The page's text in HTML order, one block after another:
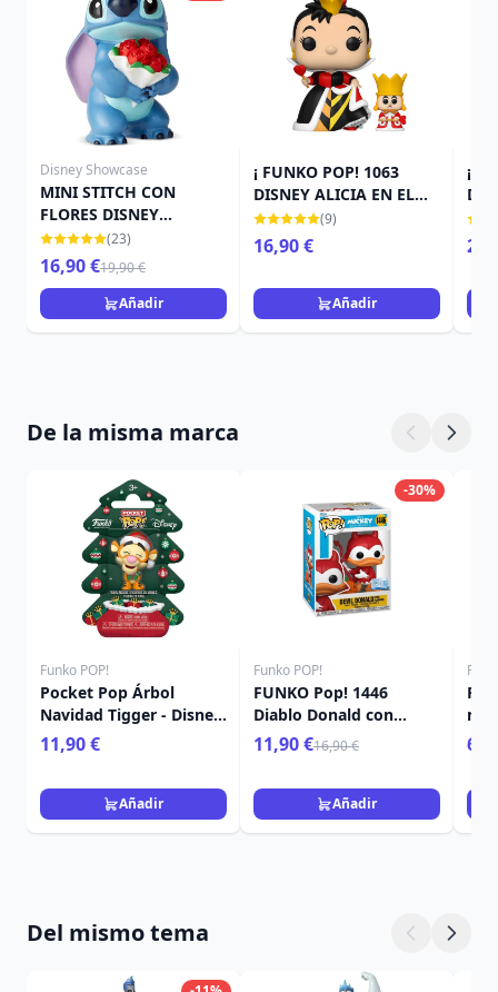
Disney Showcase
MINI STITCH CON
FLORES DISNEY
SHOWCASE
(23)
16,90 €19,90 €
Añadir
¡ FUNKO POP! 1063
DISNEY ALICIA EN EL
PAÍS DE LAS
MARAVILLAS - REINA DE
CORAZONES Y REY DE
CORAZONES
(9)
16,90 €
Añadir
¡
EN
De la misma marca
Funko POP!
Pocket Pop Árbol
Navidad Tigger - Disney
Winnie The Pooh
11,90 €
Añadir
-30%
Funko POP!
FUNKO Pop! 1446
Diablo Donald con
calabaza - Disney
11,90 €16,90 €
Añadir
Del mismo tema